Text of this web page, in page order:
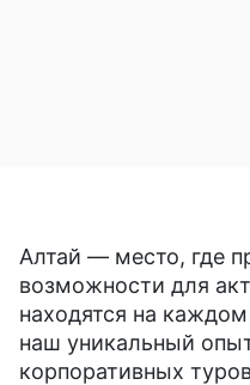
Алтай — место, где
возможности для
находятся на
наш уникальный
корпоративных